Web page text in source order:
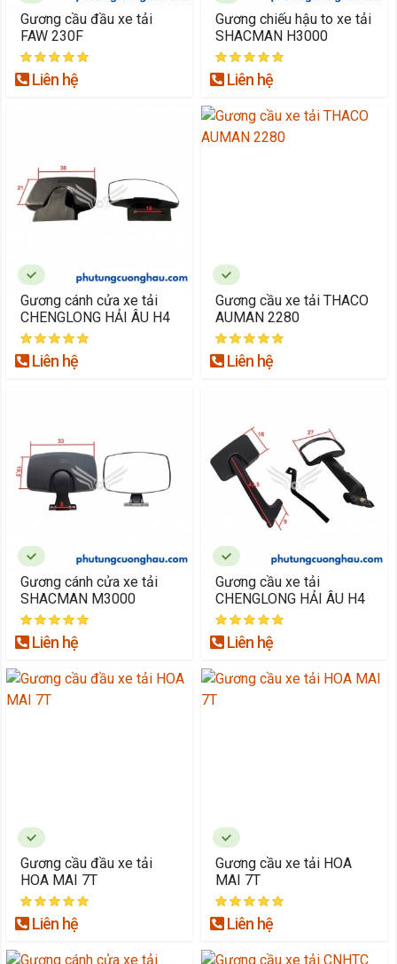
Gương cầu đầu xe tải
FAW 230F
Liên hệ
Gương chiếu hậu to xe tải
SHACMAN H3000
Liên hệ
Gương cánh cửa xe tải
CHENGLONG HẢI ÂU H4
Liên hệ
Gương cầu xe tải THACO
AUMAN 2280
Liên hệ
Gương cánh cửa xe tải
SHACMAN M3000
Liên hệ
Gương cầu xe tải
CHENGLONG HẢI ÂU H4
Liên hệ
Gương cầu đầu xe tải
HOA MAI 7T
Liên hệ
Gương cầu xe tải HOA
MAI 7T
Liên hệ